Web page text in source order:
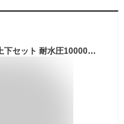
高機能 ストレッチ 透湿防水 レインスーツ 上下セット 耐水圧10000mmH2O 透湿度5000g/m2/24h [4カラー/5サイズ] バイク オートバイ 自転車 アウトドア 作業現場 作業服 農作業 登山 通勤通学 レインウェア メンズ レディース 通年 オールシーズン